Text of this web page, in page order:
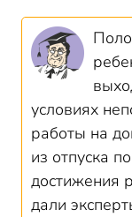
условиях
работы на
из отпуска
достижения
дали